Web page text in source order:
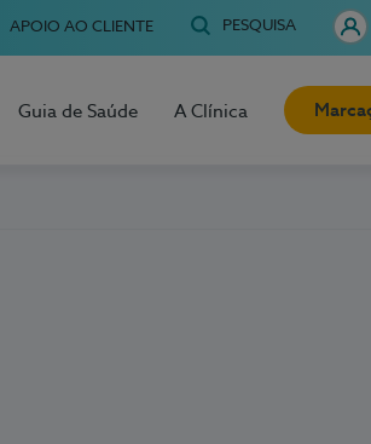
APOIO AO CLIENTE PESQUISA
Guia de Saúde A Clínica